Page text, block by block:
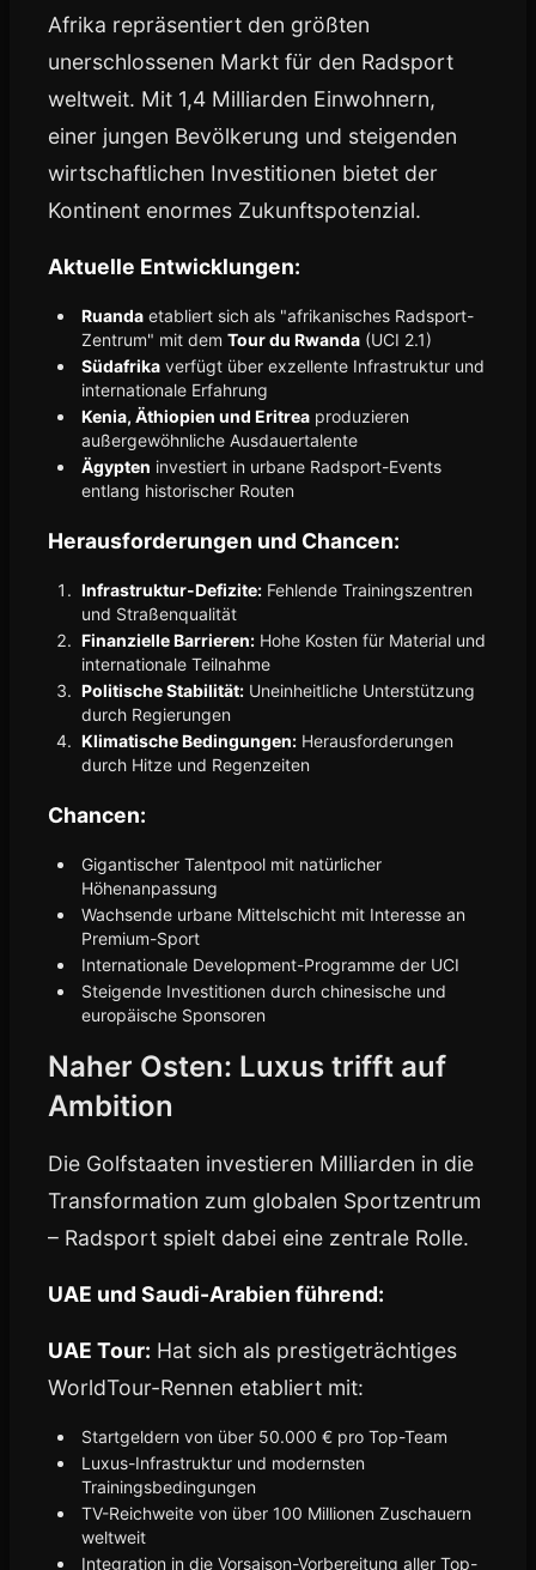
Afrika repräsentiert den größten
unerschlossenen Markt für den Radsport
weltweit. Mit 1,4 Milliarden Einwohnern,
einer jungen Bevölkerung und steigenden
wirtschaftlichen Investitionen bietet der
Kontinent enormes Zukunftspotenzial.
Aktuelle Entwicklungen:
Ruanda etabliert sich als "afrikanisches Radsport-
Zentrum" mit dem Tour du Rwanda (UCI 2.1)
Südafrika verfügt über exzellente Infrastruktur und
internationale Erfahrung
Kenia, Äthiopien und Eritrea produzieren
außergewöhnliche Ausdauertalente
Ägypten investiert in urbane Radsport-Events
entlang historischer Routen
Herausforderungen und Chancen:
Infrastruktur-Defizite: Fehlende Trainingszentren
und Straßenqualität
Finanzielle Barrieren: Hohe Kosten für Material und
internationale Teilnahme
Politische Stabilität: Uneinheitliche Unterstützung
durch Regierungen
Klimatische Bedingungen: Herausforderungen
durch Hitze und Regenzeiten
Chancen:
Gigantischer Talentpool mit natürlicher
Höhenanpassung
Wachsende urbane Mittelschicht mit Interesse an
Premium-Sport
Internationale Development-Programme der UCI
Steigende Investitionen durch chinesische und
europäische Sponsoren
Naher Osten: Luxus trifft auf
Ambition
Die Golfstaaten investieren Milliarden in die
Transformation zum globalen Sportzentrum
– Radsport spielt dabei eine zentrale Rolle.
UAE und Saudi-Arabien führend:
UAE Tour: Hat sich als prestigeträchtiges
WorldTour-Rennen etabliert mit:
Startgeldern von über 50.000 € pro Top-Team
Luxus-Infrastruktur und modernsten
Trainingsbedingungen
TV-Reichweite von über 100 Millionen Zuschauern
weltweit
Integration in die Vorsaison-Vorbereitung aller Top-